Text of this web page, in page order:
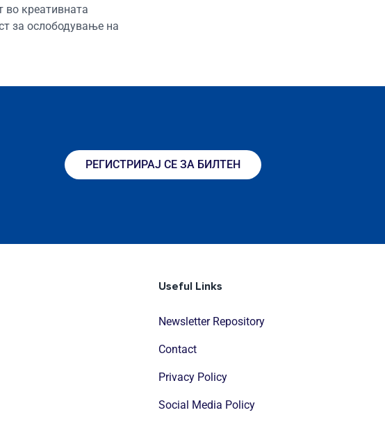
во креативната
за ослободување на
РЕГИСТРИРАЈ СЕ ЗА БИЛТЕН
Useful Links
Newsletter Repository
Contact
Privacy Policy
Social Media Policy